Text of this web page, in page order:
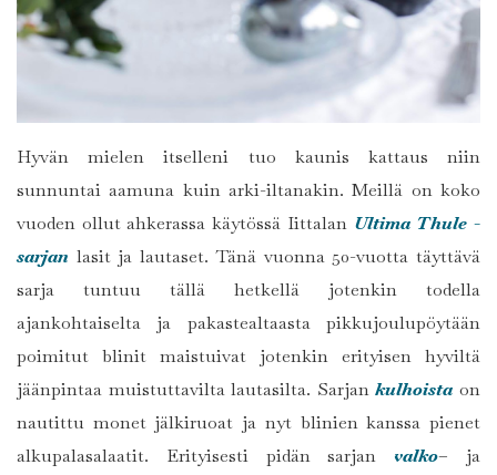
Hyvän mielen itselleni tuo kaunis kattaus niin
sunnuntai aamuna kuin arki-iltanakin. Meillä on koko
vuoden ollut ahkerassa käytössä Iittalan Ultima Thule -
sarjan lasit ja lautaset. Tänä vuonna 50-vuotta täyttävä
sarja tuntuu tällä hetkellä jotenkin todella
ajankohtaiselta ja pakastealtaasta pikkujoulupöytään
poimitut blinit maistuivat jotenkin erityisen hyviltä
jäänpintaa muistuttavilta lautasilta. Sarjankulhoista on
nautittu monet jälkiruoat ja nyt blinien kanssa pienet
alkupalasalaatit. Erityisesti pidän sarjanvalko– ja